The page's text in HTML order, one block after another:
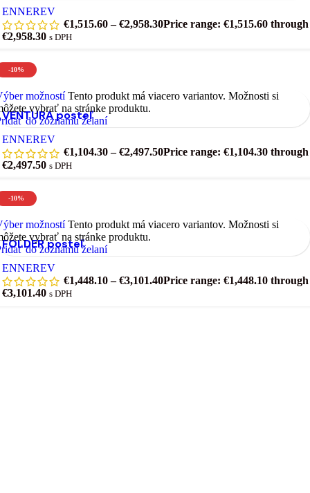
ENNEREV
€1,515.60 – €2,958.30Price range: €1,515.60 through
€2,958.30 s DPH
-10%
možností Tento produkt má viacero variantov. Možnosti si
vybrať na stránke produktu.
do zoznamu želaní
VENTURA posteľ
ENNEREV
€1,104.30 – €2,497.50Price range: €1,104.30 through
€2,497.50 s DPH
-10%
možností Tento produkt má viacero variantov. Možnosti si
vybrať na stránke produktu.
do zoznamu želaní
FOLDER posteľ
ENNEREV
€1,448.10 – €3,101.40Price range: €1,448.10 through
€3,101.40 s DPH